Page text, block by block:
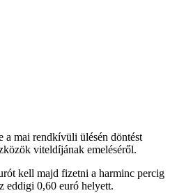
a mai rendkívüli ülésén döntést
viteldíjának emeléséről.
kell majd fizetni a harminc percig
eddigi 0,60 euró helyett.